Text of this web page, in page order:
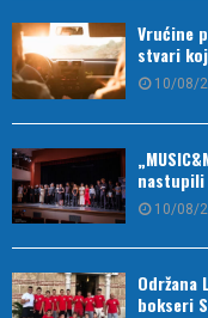
Vrućine
stvari
10/08/
10/08/
Održana
bokseri